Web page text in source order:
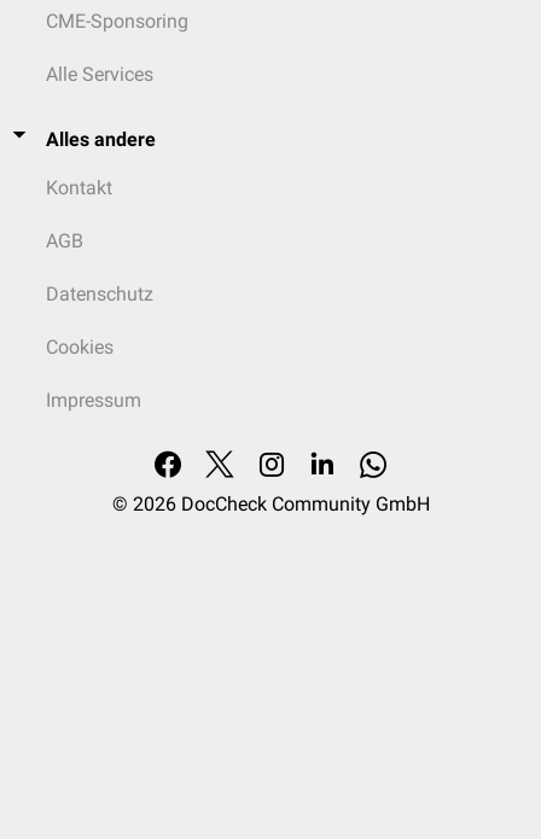
CME-Sponsoring
Alle Services
Alles andere
Kontakt
AGB
Datenschutz
Cookies
Impressum
© 2026 DocCheck Community GmbH